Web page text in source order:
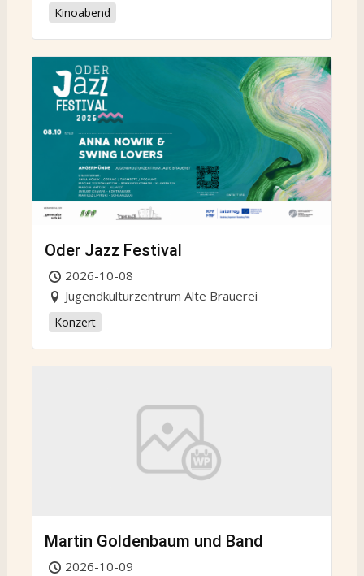
Kinoabend
Oder Jazz Festival
2026-10-08
Jugendkulturzentrum Alte Brauerei
Konzert
Martin Goldenbaum und Band
2026-10-09